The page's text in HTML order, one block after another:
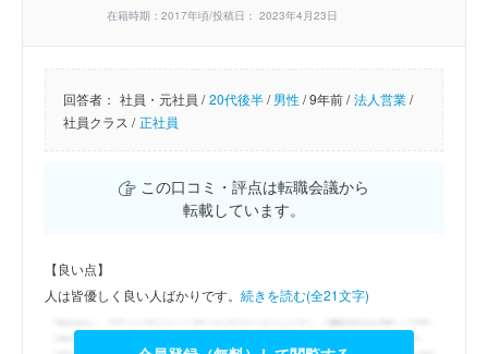
在籍時期：2017年頃/投稿日： 2023年4月23日
回答者： 社員・元社員 / 20代後半/男性/9年前 / 法人営業/
社員クラス / 正社員
この口コミ・評点は転職会議から
転載しています。
【良い点】
人は皆優しく良い人ばかりです。 続きを読む(全21文字)